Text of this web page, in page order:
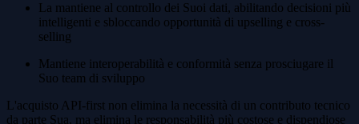
La mantiene al controllo dei Suoi dati, abilitando decisioni più
intelligenti e sbloccando opportunità di upselling e cross-
selling
Mantiene interoperabilità e conformità senza prosciugare il
Suo team di sviluppo
L'acquisto API-first non elimina la necessità di un contributo tecnico
da parte Sua, ma elimina le responsabilità più costose e dispendiose